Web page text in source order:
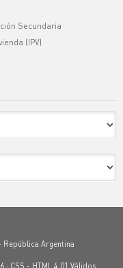
Secundaria
(IPV)
República Argentina
· CSS - HTML 4.01 Válidos